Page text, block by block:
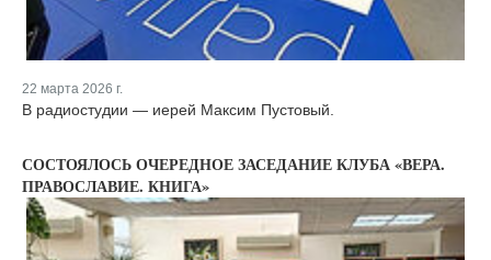
22 марта 2026 г.
В радиостудии — иерей Максим Пустовый.
СОСТОЯЛОСЬ ОЧЕРЕДНОЕ ЗАСЕДАНИЕ КЛУБА «ВЕРА.
ПРАВОСЛАВИЕ. КНИГА»